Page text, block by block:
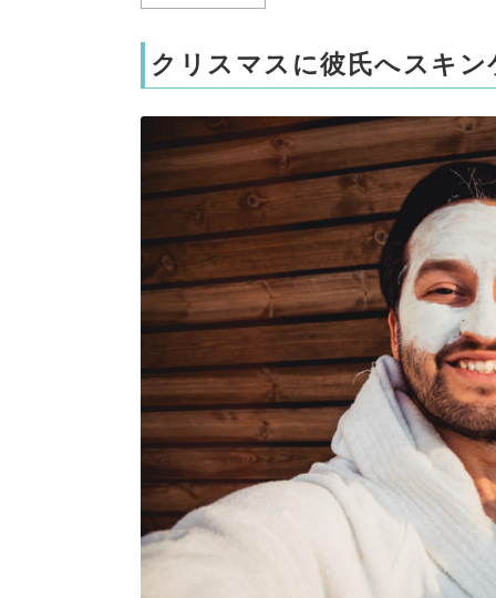
クリスマスに彼氏へスキ